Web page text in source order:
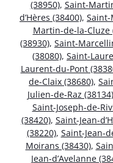
(38950), Saint-
d’Hères (38400), Saint-
Martin-de-la-Cluze
(38930), Saint-
(38080), Saint-
Laurent-du-Pont
de-Claix (38680),
Julien-de-Raz (38134)
Saint-Joseph-de-
(38420), Saint-Jean-
(38220), Saint-Jean-
Moirans (38430),
Jean-d’Avelanne